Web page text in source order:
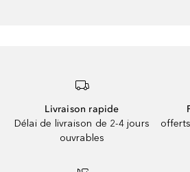
Livraison rapide
Délai de livraison de 2-4 jours
ouvrables